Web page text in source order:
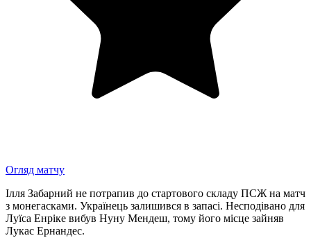
Огляд матчу
Ілля Забарний не потрапив до стартового складу ПСЖ на матч
з монегасками. Українець залишився в запасі. Несподівано для
Луїса Енріке вибув Нуну Мендеш, тому його місце зайняв
Лукас Ернандес.